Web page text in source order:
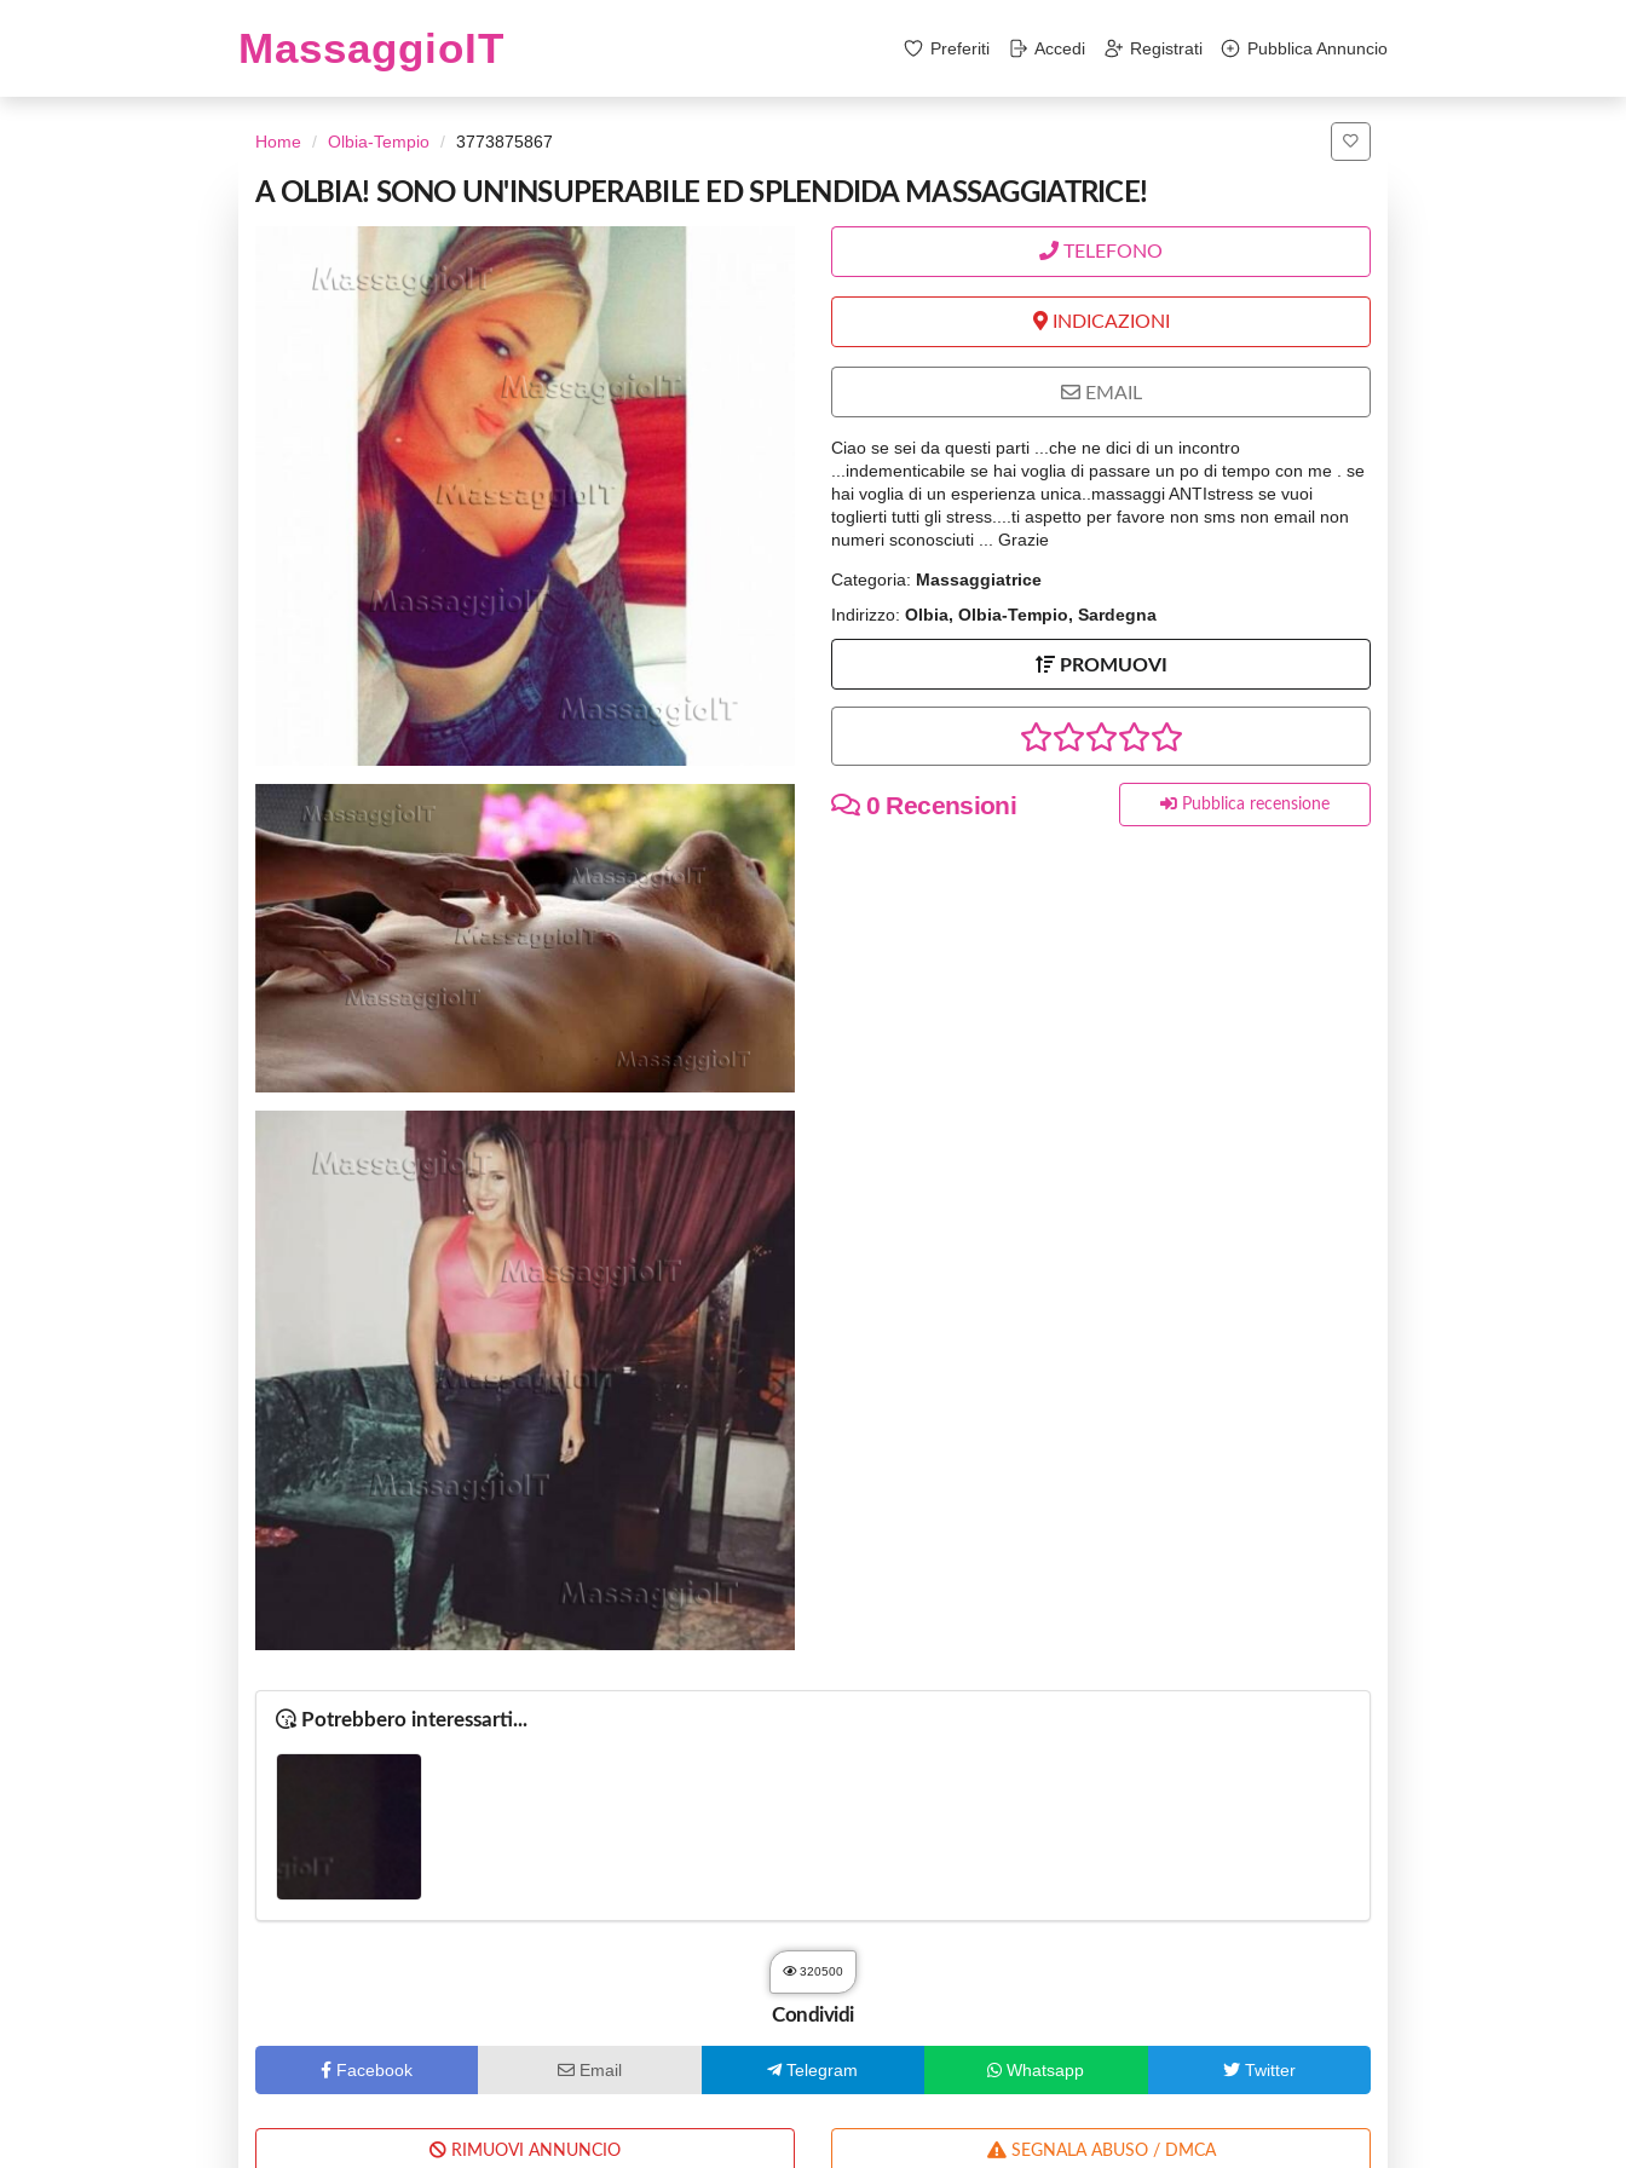
MassaggioIT Preferiti Accedi Registrati Pubblica Annuncio
Home Olbia-Tempio 3773875867
A OLBIA! SONO UN'INSUPERABILE ED SPLENDIDA MASSAGGIATRICE!
TELEFONO
INDICAZIONI
EMAIL
Ciao se sei da questi parti ...che ne dici di un incontro
...indementicabile se hai voglia di passare un po di tempo con me . se
hai voglia di un esperienza unica..massaggi ANTIstress se vuoi
toglierti tutti gli stress....ti aspetto per favore non sms non email non
numeri sconosciuti ... Grazie
Categoria: Massaggiatrice
Indirizzo: Olbia, Olbia-Tempio, Sardegna
PROMUOVI
0 Recensioni Pubblica recensione
Potrebbero interessarti...
320500
Condividi
Facebook Email Telegram Whatsapp Twitter
RIMUOVI ANNUNCIO SEGNALA ABUSO / DMCA